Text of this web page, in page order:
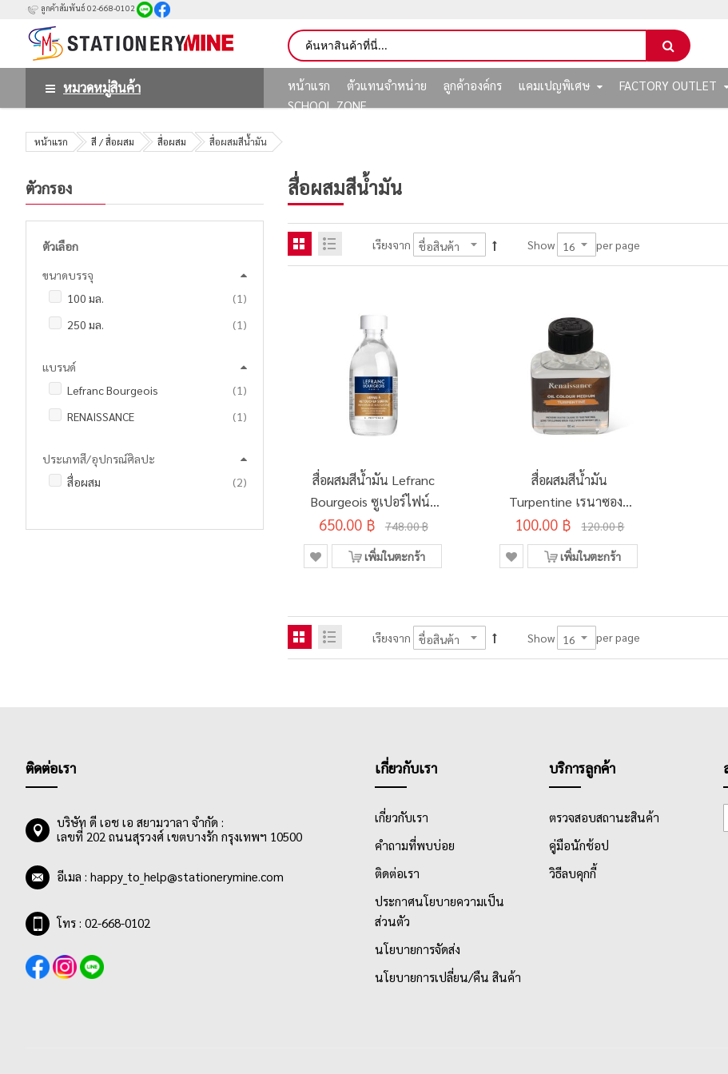
ลูกค้าสัมพันธ์ 02-668-0102
หมวดหมู่สินค้า หน้าแรก ตัวแทนจำหน่าย ลูกค้าองค์กร แคมเปญพิเศษ FACTORY OUTLET
SCHOOL ZONE
หน้าแรก สี / สื่อผสม สื่อผสม สื่อผสมสีน้ำมัน
สื่อผสมสีน้ำมัน
เรียงจาก Show per page
สื่อผสมสีน้ำมัน Lefranc
Bourgeois ซูเปอร์ไฟน์รี
ทัชชิ่งวานิช 250มล.
650.00 ฿ 748.00 ฿
เพิ่มในตะกร้า
สื่อผสมสีน้ำมัน
Turpentine เรนาซองซ์
100มล.
100.00 ฿ 120.00 ฿
เพิ่มในตะกร้า
เรียงจาก Show per page
ตัวกรอง
ตัวเลือก
ขนาดบรรจุ
100 มล.
1 ชิ้น
250 มล.
1 ชิ้น
แบรนด์
Lefranc Bourgeois
1 ชิ้น
RENAISSANCE
1 ชิ้น
ประเภทสี/อุปกรณ์ศิลปะ
สื่อผสม
2รายการ
ติดต่อเรา
บริษัท ดี เอช เอ สยามวาลา จำกัด :
เลขที่ 202 ถนนสุรวงศ์ เขตบางรัก กรุงเทพฯ 10500
อีเมล : happy_to_help@stationerymine.com
โทร : 02-668-0102
เกี่ยวกับเรา
เกี่ยวกับเรา
คำถามที่พบบ่อย
ติดต่อเรา
ประกาศนโยบายความเป็น
ส่วนตัว
นโยบายการจัดส่ง
นโยบายการเปลี่ยน/คืน สินค้า
บริการลูกค้า
ตรวจสอบสถานะสินค้า
คู่มือนักช้อป
วิธีลบคุกกี้